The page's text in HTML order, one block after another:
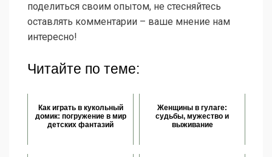
поделиться своим опытом, не стесняйтесь
оставлять комментарии – ваше мнение нам
интересно!
Читайте по теме:
Как играть в кукольный
домик: погружение в мир
детских фантазий
Женщины в гулаге:
судьбы, мужество и
выживание